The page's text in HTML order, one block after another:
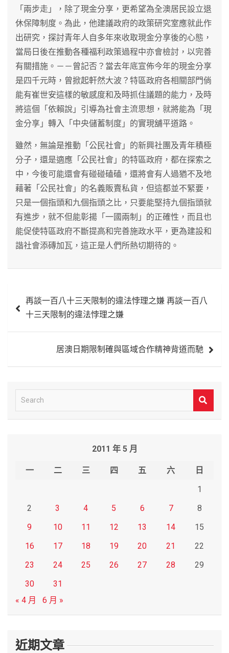
「兩步走」，除了現金分享，更希望為全澳居民設立退
休保障制度。為此，他建議政府的政策研究室應就此作
出研究，探討青年人自多年來收取現金分享後的心態，
當局日後在推動各種福利政策過程中亦會檢討，以完善
有關措施。－－曾記否？當去年底宣佈今年的現金分享
是四千元時，曾掀起軒然大波？特區政府各相關部門倘
能有崔世安這樣的敏感度和及時抓住議題的能力，及時
將這個「依賴說」引導為社會主流思想，就將能為「現
金分享」轉入「中央儲蓄制度」的實現舖平道路。
雖然，無論是推動「公民社會」的新興社團及青年積極
分子，還是適應「公民社會」的特區政府，都在探索之
中，今後可能還會有碰碰磕磕，還將會有人過猶不及地
藉著「公民社會」的名義販賣私貨，但這都並不緊要，
只是一個指頭和九個指頭之比，只要能堅持九個指頭就
有進步，就不但能彰揚「一國兩制」的正確性，而且也
能促使特區政府不斷提高和完善施政水平，更為建設和
諧社會添磚加瓦，這正是人們所熱切期待的。
章 再談一百八十三天限制的違法悖理之嫌 再談一百八
十三天限制的違法悖理之嫌
居澳日期限制確與區域合作精神背道而馳
e
2011 年 5 月
一 二 三 四 五 六
日
1
2
3 4 5 6 7
8
9
10 11 12 13 14
15
16
17 18 19 20 21
22
23
24 25 26 27 28
29
30
31
« 4 月
6 月 »
近期文章